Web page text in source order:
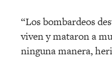
“Los bombardeos
viven y mataron a
ninguna manera,